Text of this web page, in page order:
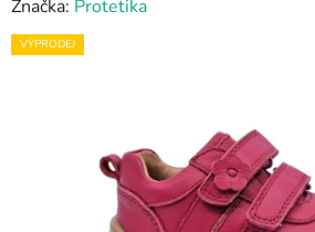
Značka: Protetika
VÝPRODEJ